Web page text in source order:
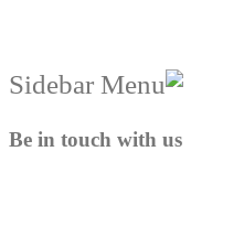
Be in touch with us